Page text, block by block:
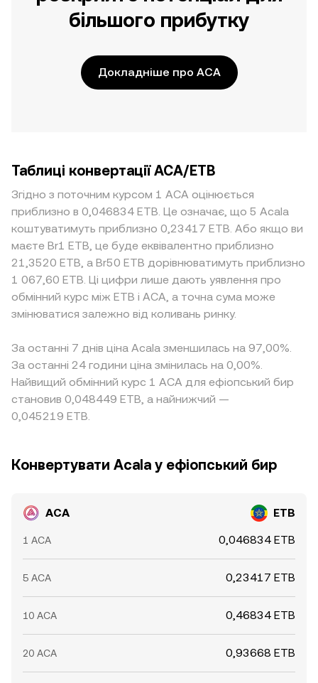
більшого прибутку
Докладніше про ACA
Таблиці конвертації ACA/ETB
Згідно з поточним курсом 1 ACA оцінюється
приблизно в 0,046834 ETB. Це означає, що 5 Acala
коштуватимуть приблизно 0,23417 ETB. Або якщо ви
маєте Br1 ETB, це буде еквівалентно приблизно
21,3520 ETB, а Br50 ETB дорівнюватимуть приблизно
1 067,60 ETB. Ці цифри лише дають уявлення про
обмінний курс між ETB і ACA, а точна сума може
змінюватися залежно від коливань ринку.
За останні 7 днів ціна Acala зменшилась на 97,00%.
За останні 24 години ціна змінилась на 0,00%.
Найвищий обмінний курс 1 ACA для ефіопський бир
становив 0,048449 ETB, а найнижчий —
0,045219 ETB.
Конвертувати Acala у ефіопський бир
ACA ETB
1 ACA 0,046834 ETB
5 ACA 0,23417 ETB
10 ACA 0,46834 ETB
20 ACA 0,93668 ETB